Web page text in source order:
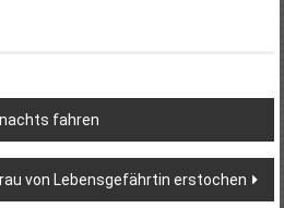
fahren
von Lebensgefährtin erstochen